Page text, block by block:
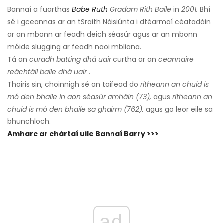
Bannaí a fuarthas Babe Ruth Gradam Rith Baile in 2001. Bhí
sé i gceannas ar an tSraith Náisiúnta i dtéarmaí céatadáin
ar an mbonn ar feadh deich séasúr agus ar an mbonn
móide slugging ar feadh naoi mbliana.
Tá an curadh batting dhá uaircurtha ar an ceannaire
reáchtáil baile dhá uair.
Thairis sin, choinnigh sé an taifead do ritheann an chuid is
mó den bhaile in aon séasúr amháin (73), agus ritheann an
chuid is mó den bhaile sa ghairm (762), agus go leor eile sa
bhunchloch.
Amharc ar chártaí uile Bannaí Barry >>>